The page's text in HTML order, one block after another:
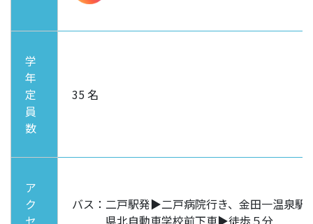
学
年
定
員
数
35 名
ア
ク
セ
バス：二戸駅発▶二戸病院行き、金田一温泉駅
県北自動車学校前下車▶徒歩５分